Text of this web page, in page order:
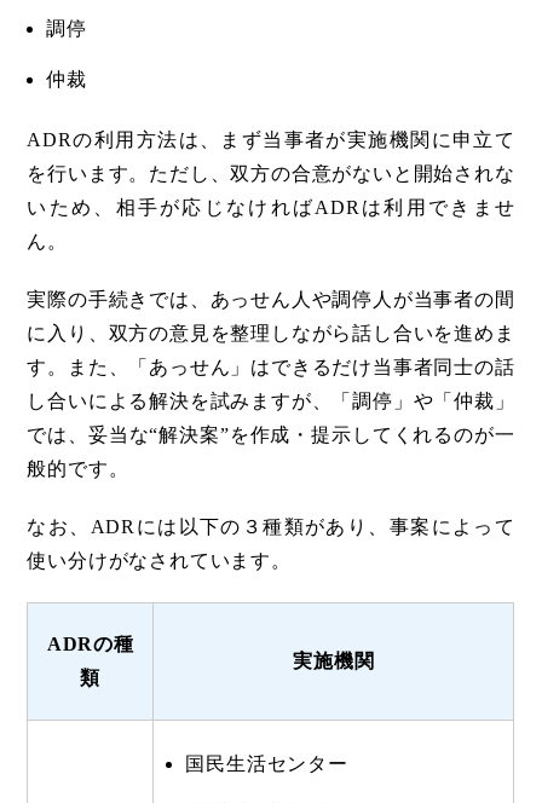
調停
仲裁
ADRの利用方法は、まず当事者が実施機関に申立て
を行います。ただし、双方の合意がないと開始されな
いため、相手が応じなければADRは利用できませ
ん。
実際の手続きでは、あっせん人や調停人が当事者の間
に入り、双方の意見を整理しながら話し合いを進めま
す。また、「あっせん」はできるだけ当事者同士の話
し合いによる解決を試みますが、「調停」や「仲裁」
では、妥当な“解決案”を作成・提示してくれるのが一
般的です。
なお、ADRには以下の３種類があり、事案によって
使い分けがなされています。
ADRの種
類
実施機関
国民生活センター